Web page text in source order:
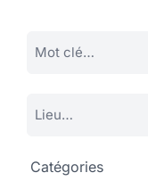
Catégories